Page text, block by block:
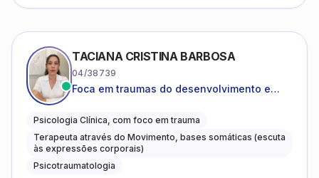
TACIANA CRISTINA BARBOSA
04/38739
Foca em traumas do desenvolvimento e
Psicologia Clínica, com foco em trauma
Terapeuta através do Movimento, bases somáticas (escuta
às expressões corporais)
Psicotraumatologia